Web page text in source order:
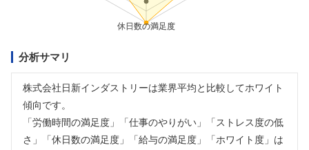
分析サマリ
株式会社日新インダストリーは業界平均と比較してホワイト
傾向です。
「労働時間の満足度」「仕事のやりがい」「ストレス度の低
さ」「休日数の満足度」「給与の満足度」「ホワイト度」は